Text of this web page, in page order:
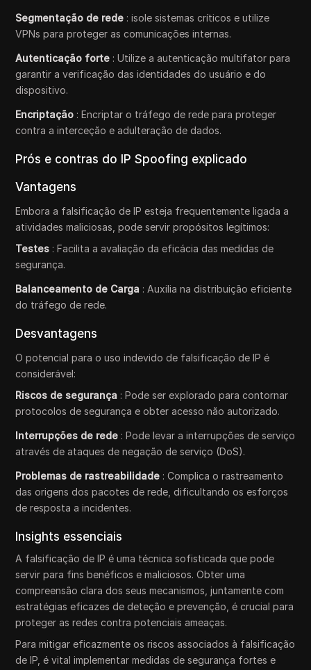
Segmentação de rede : isole sistemas críticos e utilize
VPNs para proteger as comunicações internas.
Autenticação forte : Utilize a autenticação multifator para
garantir a verificação das identidades do usuário e do
dispositivo.
Encriptação : Encriptar o tráfego de rede para proteger
contra a interceção e adulteração de dados.
Prós e contras do IP Spoofing explicado
Vantagens
Embora a falsificação de IP esteja frequentemente ligada a
atividades maliciosas, pode servir propósitos legítimos:
Testes : Facilita a avaliação da eficácia das medidas de
segurança.
Balanceamento de Carga : Auxilia na distribuição eficiente
do tráfego de rede.
Desvantagens
O potencial para o uso indevido de falsificação de IP é
considerável:
Riscos de segurança : Pode ser explorado para contornar
protocolos de segurança e obter acesso não autorizado.
Interrupções de rede : Pode levar a interrupções de serviço
através de ataques de negação de serviço (DoS).
Problemas de rastreabilidade : Complica o rastreamento
das origens dos pacotes de rede, dificultando os esforços
de resposta a incidentes.
Insights essenciais
A falsificação de IP é uma técnica sofisticada que pode
servir para fins benéficos e maliciosos. Obter uma
compreensão clara dos seus mecanismos, juntamente com
estratégias eficazes de deteção e prevenção, é crucial para
proteger as redes contra potenciais ameaças.
Para mitigar eficazmente os riscos associados à falsificação
de IP, é vital implementar medidas de segurança fortes e